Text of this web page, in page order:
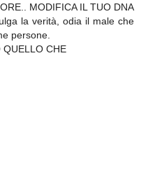
MODIFICA IL TUO DNA
la verità, odia il male che
persone.
QUELLO CHE